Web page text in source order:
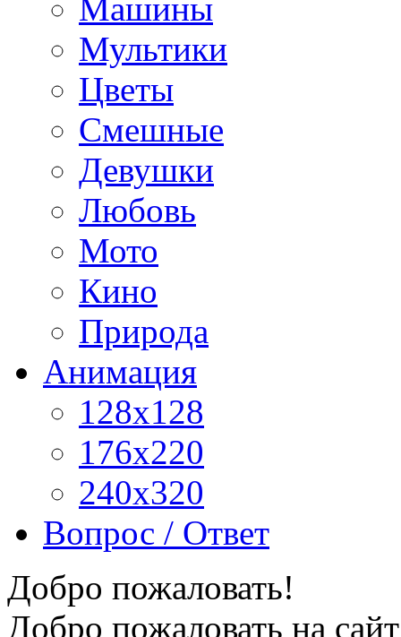
Машины
Мультики
Цветы
Смешные
Девушки
Любовь
Мото
Кино
Природа
Анимация
128x128
176x220
240x320
Вопрос / Ответ
Добро пожаловать!
Добро пожаловать на